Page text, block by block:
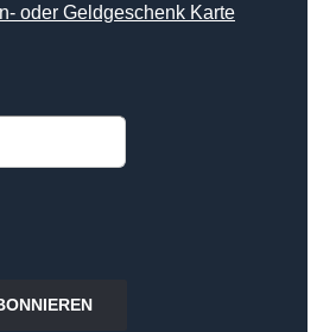
oder Geldgeschenk Karte